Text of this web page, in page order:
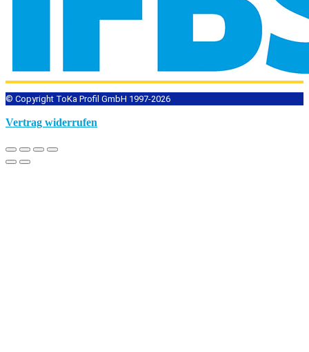
© Copyright ToKa Profil GmbH 1997-2026
Vertrag widerrufen